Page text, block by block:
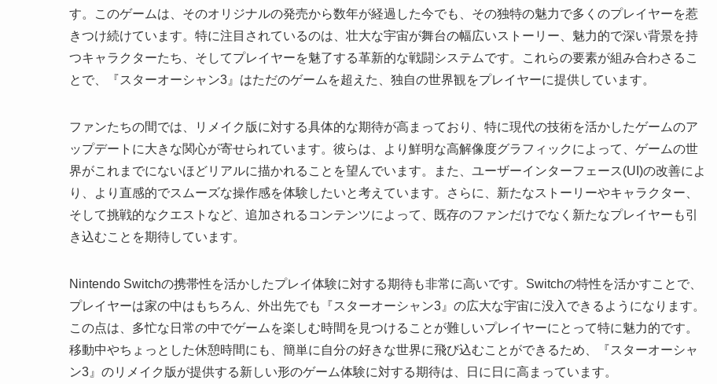
す。このゲームは、そのオリジナルの発売から数年が経過した今でも、その独特の魅力で多くのプレイヤーを惹
きつけ続けています。特に注目されているのは、壮大な宇宙が舞台の幅広いストーリー、魅力的で深い背景を持
つキャラクターたち、そしてプレイヤーを魅了する革新的な戦闘システムです。これらの要素が組み合わさるこ
とで、『スターオーシャン3』はただのゲームを超えた、独自の世界観をプレイヤーに提供しています。
ファンたちの間では、リメイク版に対する具体的な期待が高まっており、特に現代の技術を活かしたゲームのア
ップデートに大きな関心が寄せられています。彼らは、より鮮明な高解像度グラフィックによって、ゲームの世
界がこれまでにないほどリアルに描かれることを望んでいます。また、ユーザーインターフェース(UI)の改善によ
り、より直感的でスムーズな操作感を体験したいと考えています。さらに、新たなストーリーやキャラクター、
そして挑戦的なクエストなど、追加されるコンテンツによって、既存のファンだけでなく新たなプレイヤーも引
き込むことを期待しています。
Nintendo Switchの携帯性を活かしたプレイ体験に対する期待も非常に高いです。Switchの特性を活かすことで、
プレイヤーは家の中はもちろん、外出先でも『スターオーシャン3』の広大な宇宙に没入できるようになります。
この点は、多忙な日常の中でゲームを楽しむ時間を見つけることが難しいプレイヤーにとって特に魅力的です。
移動中やちょっとした休憩時間にも、簡単に自分の好きな世界に飛び込むことができるため、『スターオーシャ
ン3』のリメイク版が提供する新しい形のゲーム体験に対する期待は、日に日に高まっています。